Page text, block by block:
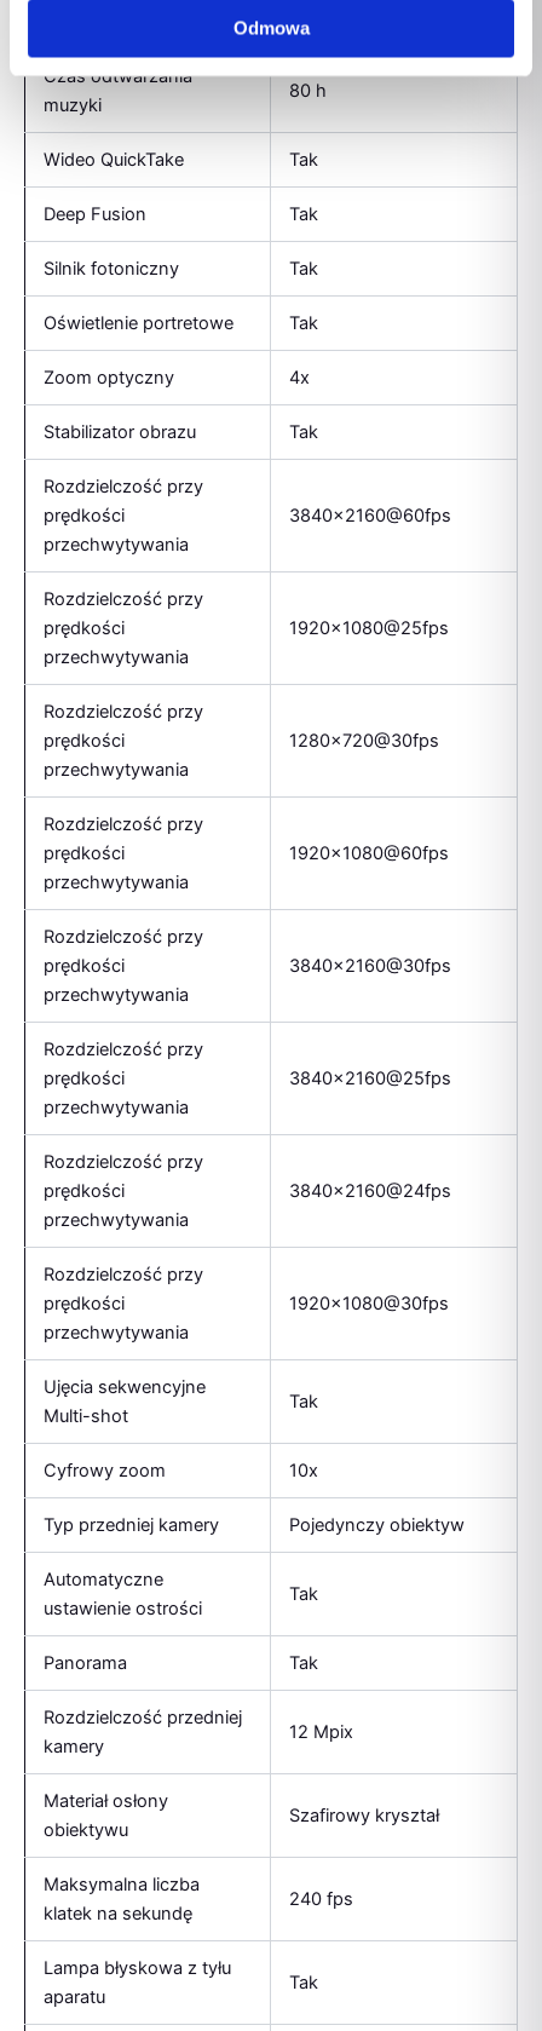
Odmowa
Czas odtwarzania
muzyki
80 h
Wideo QuickTake Tak
Deep Fusion Tak
Silnik fotoniczny Tak
Oświetlenie portretowe Tak
Zoom optyczny 4x
Stabilizator obrazu Tak
Rozdzielczość przy
prędkości
przechwytywania
3840×2160@60fps
Rozdzielczość przy
prędkości
przechwytywania
1920×1080@25fps
Rozdzielczość przy
prędkości
przechwytywania
1280×720@30fps
Rozdzielczość przy
prędkości
przechwytywania
1920×1080@60fps
Rozdzielczość przy
prędkości
przechwytywania
3840×2160@30fps
Rozdzielczość przy
prędkości
przechwytywania
3840×2160@25fps
Rozdzielczość przy
prędkości
przechwytywania
3840×2160@24fps
Rozdzielczość przy
prędkości
przechwytywania
1920×1080@30fps
Ujęcia sekwencyjne
Multi-shot
Tak
Cyfrowy zoom 10x
Typ przedniej kamery Pojedynczy obiektyw
Automatyczne
ustawienie ostrości
Tak
Panorama Tak
Rozdzielczość przedniej
kamery
12 Mpix
Materiał osłony
obiektywu
Szafirowy kryształ
Maksymalna liczba
klatek na sekundę
240 fps
Lampa błyskowa z tyłu
aparatu
Tak